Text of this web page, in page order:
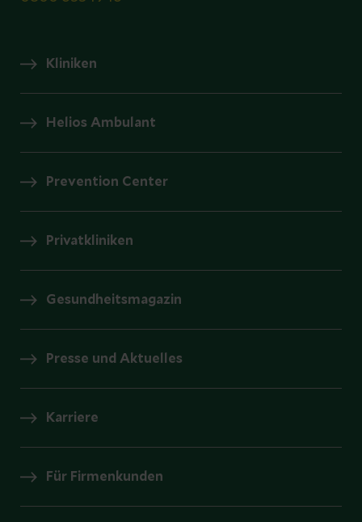
Kliniken
Helios Ambulant
Prevention Center
Privatkliniken
Gesundheitsmagazin
Presse und Aktuelles
Karriere
Für Firmenkunden